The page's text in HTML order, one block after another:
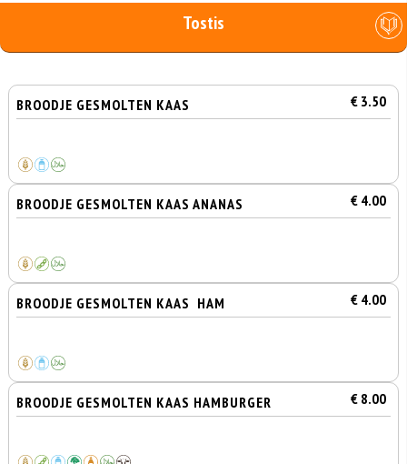
Tostis
BROODJE GESMOLTEN KAAS € 3.50
BROODJE GESMOLTEN KAAS ANANAS € 4.00
BROODJE GESMOLTEN KAAS HAM € 4.00
BROODJE GESMOLTEN KAAS HAMBURGER € 8.00